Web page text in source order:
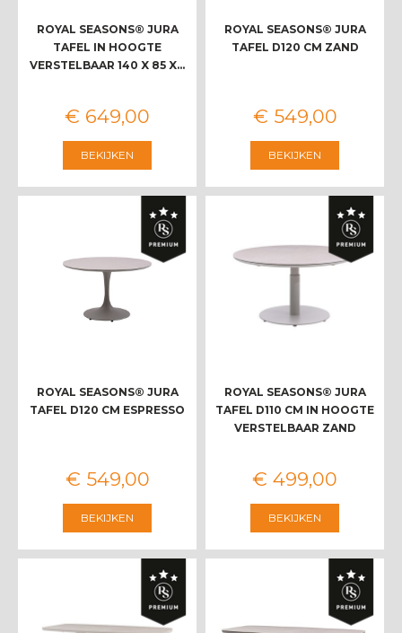
ROYAL SEASONS® JURA
TAFEL IN HOOGTE
VERSTELBAAR 140 X 85 X…
€ 649,00
BEKIJKEN
ROYAL SEASONS® JURA
TAFEL D120 CM ZAND
€ 549,00
BEKIJKEN
ROYAL SEASONS® JURA
TAFEL D120 CM ESPRESSO
€ 549,00
BEKIJKEN
ROYAL SEASONS® JURA
TAFEL D110 CM IN HOOGTE
VERSTELBAAR ZAND
€ 499,00
BEKIJKEN